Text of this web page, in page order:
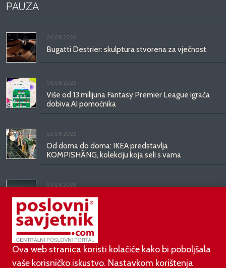
PAUZA
06.08.2026.
Bugatti Destrier: skulptura stvorena za vječnost
06.08.2026.
Više od 13 milijuna Fantasy Premier League igrača
dobiva AI pomoćnika
03.08.2026.
Od doma do doma: IKEA predstavlja
KOMPISHÄNG, kolekciju koja seli s vama
03.08.2026.
Kineski BYD predstavio luksuznu limuzinu veću od
Mercedesove S-klase, obećava domet do 1.000
kilometara
Ova web stranica koristi kolačiće kako bi poboljšala
vaše korisničko iskustvo. Nastavkom korištenja